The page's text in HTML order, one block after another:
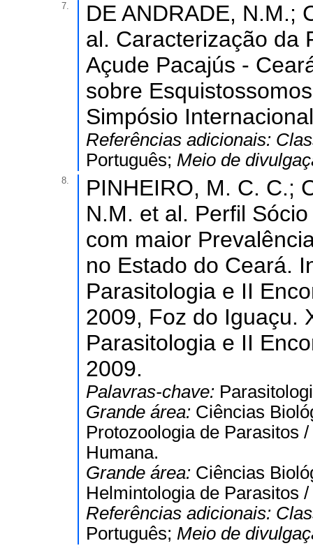
7.
DE ANDRADE, N.M.;
al. Caracterização da
Açude Pacajús -
sobre
Simpósio
Referências adicionais:
Português; Meio de
8.
PINHEIRO, M. C. C.;
N.M. et al. Perfil
com maior
no Estado do Ceará.
Parasitologia e II
2009, Foz do Iguaçu.
Parasitologia e II
2009.
Palavras-chave:
Grande área: Ciências
Protozoologia de Parasitos /
Humana.
Grande área: Ciências
Helmintologia de Parasitos /
Referências adicionais:
Português; Meio de